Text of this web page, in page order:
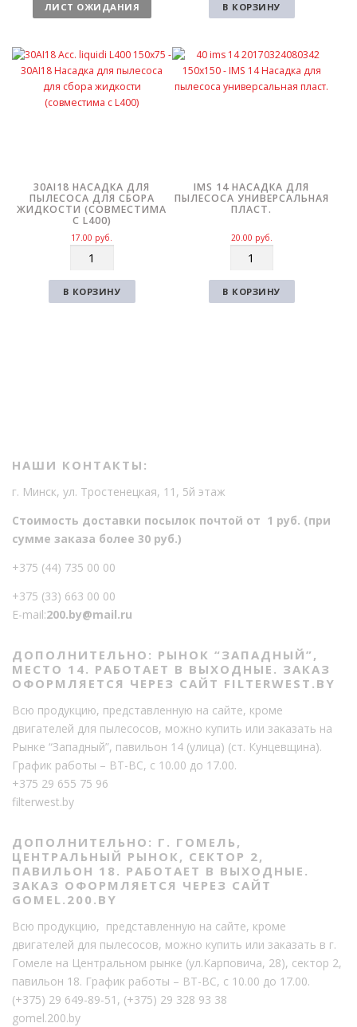
е
о
ЛИСТ ОЖИДАНИЯ
и
В КОРЗИНУ
30AI18 НАСАДКА ДЛЯ
ПЫЛЕСОСА ДЛЯ СБОРА
ЖИДКОСТИ (СОВМЕСТИМА
С L400)
17.00 руб.
л
и
В КОРЗИНУ
IMS 14 НАСАДКА ДЛЯ
ПЫЛЕСОСА УНИВЕРСАЛЬНАЯ
ПЛАСТ.
20.00 руб.
л
и
В КОРЗИНУ
НАШИ КОНТАКТЫ:
г. Минск, ул. Тростенецкая, 11, 5й этаж
Стоимость доставки посылок почтой от 1 руб. (при
сумме заказа более 30 руб.)
+375 (44) 735 00 00
+375 (33) 663 00 00
E-mail:200.by@mail.ru
ДОПОЛНИТЕЛЬНО: РЫНОК “ЗАПАДНЫЙ”,
МЕСТО 14. РАБОТАЕТ В ВЫХОДНЫЕ. ЗАКАЗ
ОФОРМЛЯЕТСЯ ЧЕРЕЗ САЙТ FILTERWEST.BY
Всю продукцию, представленную на сайте, кроме
двигателей для пылесосов, можно купить или заказать на
Рынке “Западный”, павильон 14 (улица) (ст. Кунцевщина).
График работы – ВТ-ВС, с 10.00 до 17.00.
+375 29 655 75 96
filterwest.by
ДОПОЛНИТЕЛЬНО: Г. ГОМЕЛЬ,
ЦЕНТРАЛЬНЫЙ РЫНОК, СЕКТОР 2,
ПАВИЛЬОН 18. РАБОТАЕТ В ВЫХОДНЫЕ.
ЗАКАЗ ОФОРМЛЯЕТСЯ ЧЕРЕЗ САЙТ
GOMEL.200.BY
Всю продукцию, представленную на сайте, кроме
двигателей для пылесосов, можно купить или заказать в г.
Гомеле на Центральном рынке (ул.Карповича, 28), сектор 2,
павильон 18. График работы – ВТ-ВС, с 10.00 до 17.00.
(+375) 29 649-89-51 , (+375) 29 328 93 38
gomel.200.by